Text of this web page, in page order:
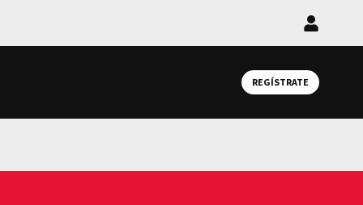
Iniciar
REGÍSTRATE